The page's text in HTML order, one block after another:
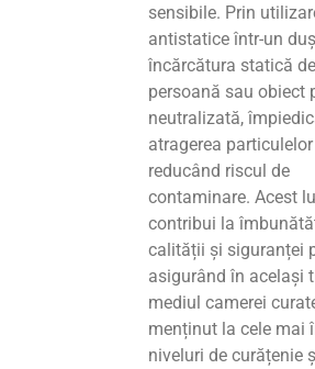
sensibile. Prin
antistatice într-un
încărcătura statică
persoană sau obiect
neutralizată,
atragerea
reducând riscul de
contaminare. Acest
contribui la
calității și siguranței
asigurând în același
mediul camerei
menținut la cele mai
niveluri de curățenie